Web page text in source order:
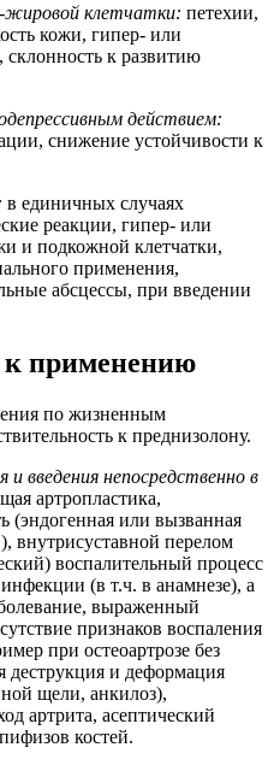
клетчатки: петехии,
кожи, гипер- или
к развитию
действием:
снижение устойчивости к
в единичных случаях
реакции, гипер- или
и подкожной клетчатки,
применения,
абсцессы, при введении
к применению
по жизненным
к преднизолону.
и введения непосредственно в
артропластика,
(эндогенная или вызванная
внутрисуставной перелом
воспалительный процесс
(в т.ч. в анамнезе), а
выраженный
признаков воспаления
при остеоартрозе без
деструкция и деформация
щели, анкилоз),
артрита, асептический
костей.